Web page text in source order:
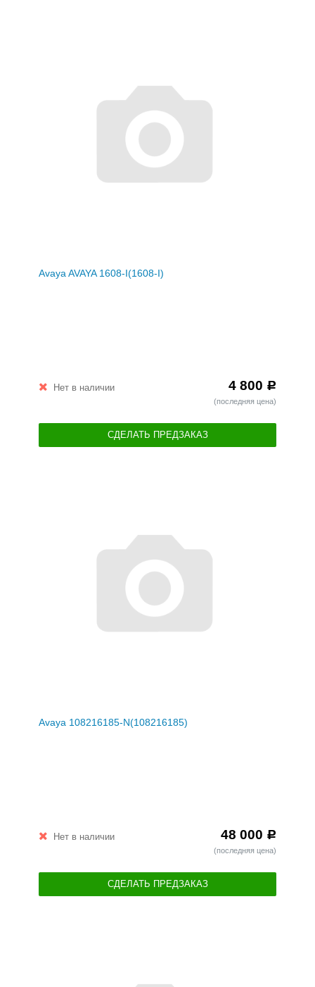
Avaya AVAYA 1608-I(1608-I)
Нет в наличии 4 800 Р
(последняя цена)
СДЕЛАТЬ ПРЕДЗАКАЗ
Avaya 108216185-N(108216185)
Нет в наличии 48 000 Р
(последняя цена)
СДЕЛАТЬ ПРЕДЗАКАЗ